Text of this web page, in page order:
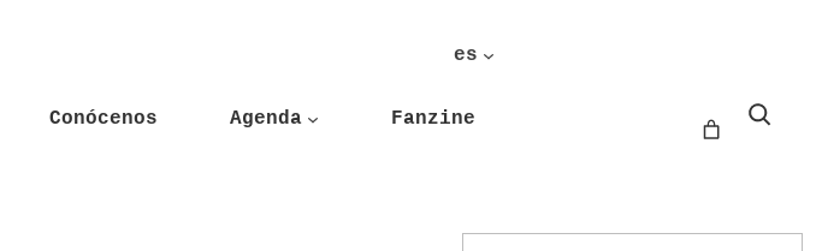
es
Conócenos Agenda Fanzine
Buscar